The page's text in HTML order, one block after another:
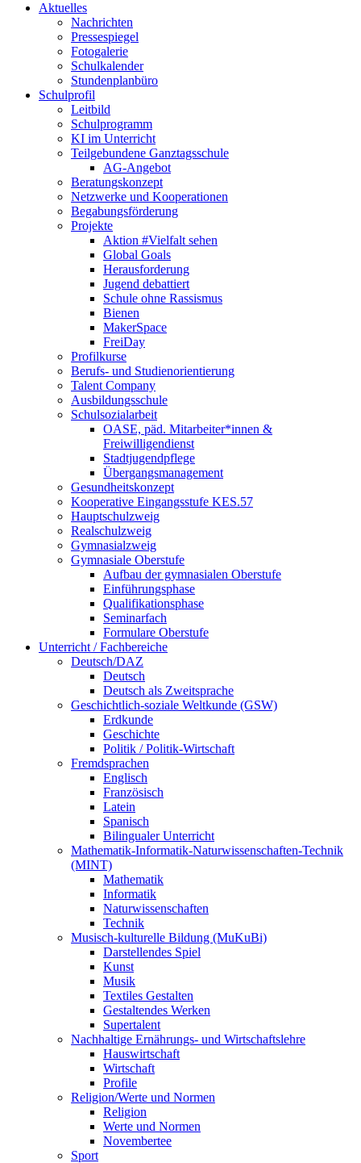
Aktuelles
Nachrichten
Pressespiegel
Fotogalerie
Schulkalender
Stundenplanbüro
Schulprofil
Leitbild
Schulprogramm
KI im Unterricht
Teilgebundene Ganztagsschule
AG-Angebot
Beratungskonzept
Netzwerke und Kooperationen
Begabungsförderung
Projekte
Aktion #Vielfalt sehen
Global Goals
Herausforderung
Jugend debattiert
Schule ohne Rassismus
Bienen
MakerSpace
FreiDay
Profilkurse
Berufs- und Studienorientierung
Talent Company
Ausbildungsschule
Schulsozialarbeit
OASE, päd. Mitarbeiter*innen &
Freiwilligendienst
Stadtjugendpflege
Übergangsmanagement
Gesundheitskonzept
Kooperative Eingangsstufe KES.57
Hauptschulzweig
Realschulzweig
Gymnasialzweig
Gymnasiale Oberstufe
Aufbau der gymnasialen Oberstufe
Einführungsphase
Qualifikationsphase
Seminarfach
Formulare Oberstufe
Unterricht / Fachbereiche
Deutsch/DAZ
Deutsch
Deutsch als Zweitsprache
Geschichtlich-soziale Weltkunde (GSW)
Erdkunde
Geschichte
Politik / Politik-Wirtschaft
Fremdsprachen
Englisch
Französisch
Latein
Spanisch
Bilingualer Unterricht
Mathematik-Informatik-Naturwissenschaften-Technik
(MINT)
Mathematik
Informatik
Naturwissenschaften
Technik
Musisch-kulturelle Bildung (MuKuBi)
Darstellendes Spiel
Kunst
Musik
Textiles Gestalten
Gestaltendes Werken
Supertalent
Nachhaltige Ernährungs- und Wirtschaftslehre
Hauswirtschaft
Wirtschaft
Profile
Religion/Werte und Normen
Religion
Werte und Normen
Novembertee
Sport